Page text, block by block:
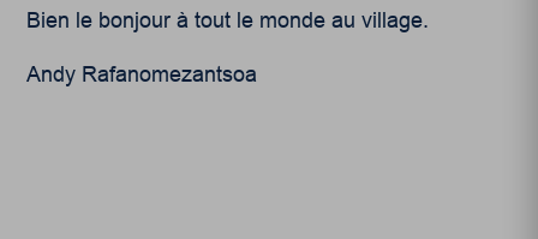
Bien le bonjour à tout le monde au village.
Andy Rafanomezantsoa